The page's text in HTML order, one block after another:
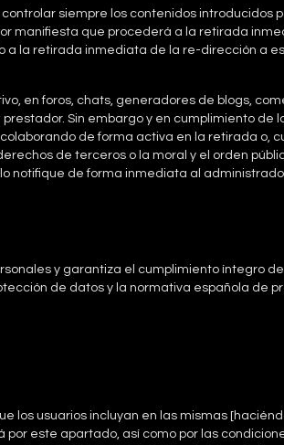
siempre los contenidos introducidos
manifiesta que procederá a la retirada
a la retirada inmediata de la re-dirección a
en foros, chats, generadores de blogs,
Sin embargo y en cumplimiento de
de forma activa en la retirada o,
de terceros o la moral y el orden
notifique de forma inmediata al
y garantiza el cumplimiento íntegro
de datos y la normativa española de
los usuarios incluyan en las mismas
este apartado, así como por las